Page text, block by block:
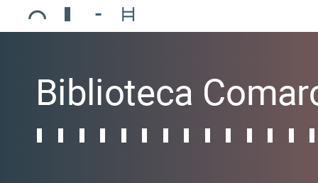
Ajuntament de Mollerussa
Biblioteca Comarcal Jaume Vila
Piscines de Mollerussa